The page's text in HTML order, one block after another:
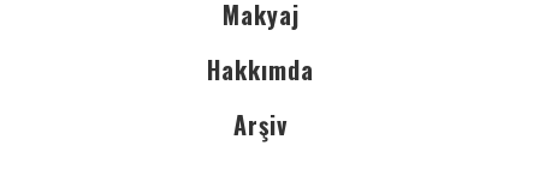
Makyaj
Hakkımda
Arşiv